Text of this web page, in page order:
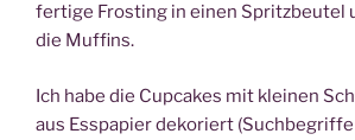
fertige Frosting in einen Spritzbeutel
die Muffins.
Ich habe die Cupcakes mit kleinen
aus Esspapier dekoriert (Suchbegriffe